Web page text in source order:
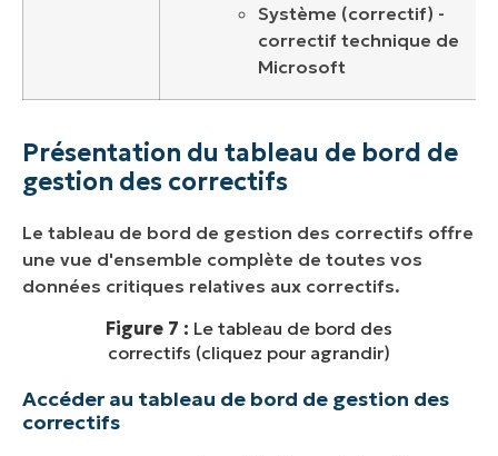
Système (correctif) -
correctif technique de
Microsoft
Présentation du tableau de bord de
gestion des correctifs
Le tableau de bord de gestion des correctifs offre
une vue d'ensemble complète de toutes vos
données critiques relatives aux correctifs.
Figure 7 : Le tableau de bord des
correctifs (cliquez pour agrandir)
Accéder au tableau de bord de gestion des
correctifs